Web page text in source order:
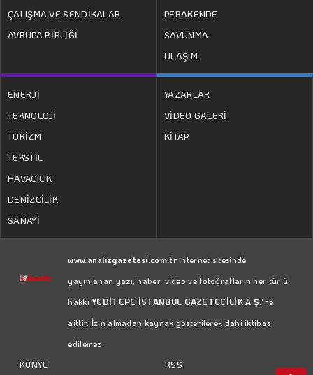
ÇALIŞMA VE SENDİKALAR
AVRUPA BİRLİĞİ
PERAKENDE
SAVUNMA
ULAŞIM
ENERJİ
TEKNOLOJİ
TURİZM
TEKSTİL
HAVACILIK
DENİZCİLİK
SANAYİ
YAZARLAR
VİDEO GALERİ
KİTAP
www.analizgazetesi.com.trinternet sitesinde
yayınlanan yazı, haber, video ve fotoğrafların her türlü
hakkıYEDİTEPE İSTANBUL GAZETECİLİK A.Ş.'ne
aittir. İzin almadan kaynak gösterilerek dahi iktibas
edilemez.
KÜNYE
RSS